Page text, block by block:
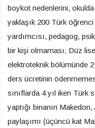
boykot nedenlerini,
yaklaşık 200 Türk
yardımcısı, pedagog,
bir kişi olmaması; Düz
elektroteknik bölümünde
ders ücretinin
sınıflarda 4 yıl iken Türk
yaptığı binanın
paylaşımı (üçüncü kat